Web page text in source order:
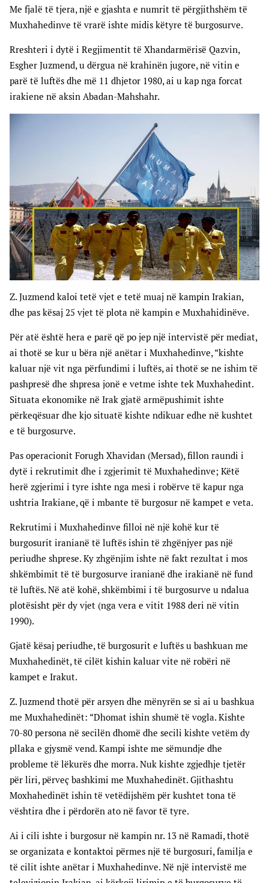
Me fjalë të tjera, një e gjashta e numrit të përgjithshëm të
Muxhahedinve të vrarë ishte midis këtyre të burgosurve.
Rreshteri i dytë i Regjimentit të Xhandarmërisë Qazvin,
Esgher Juzmend, u dërgua në krahinën jugore, në vitin e
parë të luftës dhe më 11 dhjetor 1980, ai u kap nga forcat
irakiene në aksin Abadan-Mahshahr.
Z. Juzmend kaloi tetë vjet e tetë muaj në kampin Irakian,
dhe pas kësaj 25 vjet të plota në kampin e Muxhahidinëve.
Për atë është hera e parë që po jep një intervistë për mediat,
ai thotë se kur u bëra një anëtar i Muxhahedinve, “kishte
kaluar një vit nga përfundimi i luftës, ai thotë se ne ishim të
pashpresë dhe shpresa jonë e vetme ishte tek Muxhahedint.
Situata ekonomike në Irak gjatë armëpushimit ishte
përkeqësuar dhe kjo situatë kishte ndikuar edhe në kushtet
e të burgosurve.
Pas operacionit Forugh Xhavidan (Mersad), fillon raundi i
dytë i rekrutimit dhe i zgjerimit të Muxhahedinve; Këtë
herë zgjerimi i tyre ishte nga mesi i robërve të kapur nga
ushtria Irakiane, që i mbante të burgosur në kampet e veta.
Rekrutimi i Muxhahedinve filloi në një kohë kur të
burgosurit iranianë të luftës ishin të zhgënjyer pas një
periudhe shprese. Ky zhgënjim ishte në fakt rezultat i mos
shkëmbimit të të burgosurve iranianë dhe irakianë në fund
të luftës. Në atë kohë, shkëmbimi i të burgosurve u ndalua
plotësisht për dy vjet (nga vera e vitit 1988 deri në vitin
1990).
Gjatë kësaj periudhe, të burgosurit e luftës u bashkuan me
Muxhahedinët, të cilët kishin kaluar vite në robëri në
kampet e Irakut.
Z. Juzmend thotë për arsyen dhe mënyrën se si ai u bashkua
me Muxhahedinët: “Dhomat ishin shumë të vogla. Kishte
70-80 persona në secilën dhomë dhe secili kishte vetëm dy
pllaka e gjysmë vend. Kampi ishte me sëmundje dhe
probleme të lëkurës dhe morra. Nuk kishte zgjedhje tjetër
për liri, përveç bashkimi me Muxhahedinët. Gjithashtu
Moxhahedinët ishin të vetëdijshëm për kushtet tona të
vështira dhe i përdorën ato në favor të tyre.
Ai i cili ishte i burgosur në kampin nr. 13 në Ramadi, thotë
se organizata e kontaktoi përmes një të burgosuri, familja e
të cilit ishte anëtar i Muxhahedinve. Në një intervistë me